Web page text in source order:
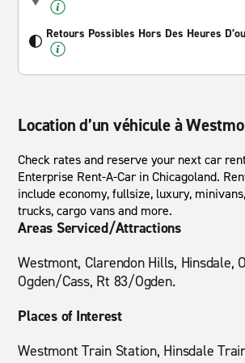
Retours Possibles Hors Des Heures
Location d’un véhicule à
Check rates and reserve your next car
Enterprise Rent-A-Car in Chicagoland.
include economy, fullsize, luxury,
trucks, cargo vans and more.
Areas Serviced/Attractions
Westmont, Clarendon Hills, Hinsdale,
Ogden/Cass, Rt 83/Ogden.
Places of Interest
Westmont Train Station, Hinsdale